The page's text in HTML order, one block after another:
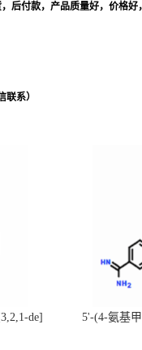
后付款，产品质量好，价格
联系）
de]
5'-(4-氨基